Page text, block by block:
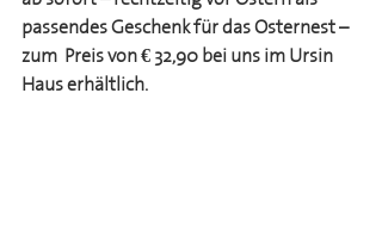
passendes Geschenk für das Osternest –
zum Preis von € 32,90 bei uns im Ursin
Haus erhältlich.